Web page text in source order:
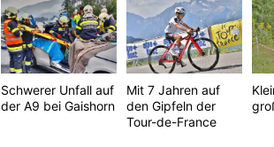
Schwerer Unfall auf
der A9 bei Gaishorn
Mit 7 Jahren auf
den Gipfeln der
Tour-de-France